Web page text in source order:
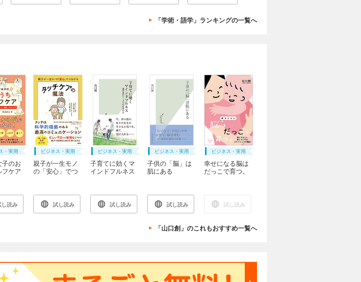
「学術・語学」ランキングの一覧へ
・実用
子のお
フケア
し読み
ビジネス・実用
親子が一生モノ
の「安心」でつ
試し読み
ビジネス・実用
子育てに効くマ
インドフルネス
～
試し読み
ビジネス・実用
子供の「脳」は
肌にある
試し読み
ビジネス・実用
幸せになる脳は
だっこで育つ。
試し読み
「山口創」のこれもおすすめ一覧へ